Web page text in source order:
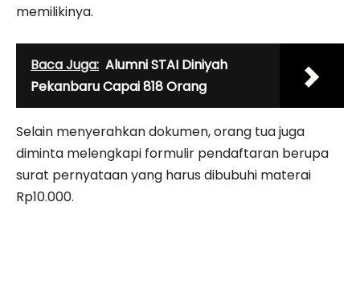
memilikinya.
Baca Juga: Alumni STAI Diniyah
Pekanbaru Capai 818 Orang
Selain menyerahkan dokumen, orang tua juga
diminta melengkapi formulir pendaftaran berupa
surat pernyataan yang harus dibubuhi materai
Rp10.000.